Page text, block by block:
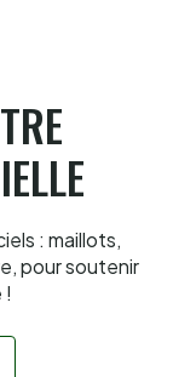
: maillots,
pour soutenir
!